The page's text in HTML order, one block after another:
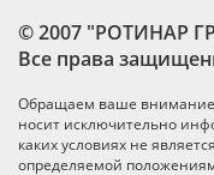
© 2007 "РОТИНАР
Все права
Обращаем ваше
носит исключительно
каких условиях не
определяемой